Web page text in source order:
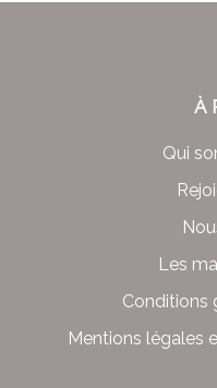
À
Qui
Les
Conditions
Mentions légales